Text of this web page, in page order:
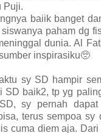
Puji.
baiik banget
paham dg
dunia. Al
inspirasiku🥺
sy SD hampir
SD baik2, tp yg
sy pernah dapat
terus sempoa sy
cuma diem aja.